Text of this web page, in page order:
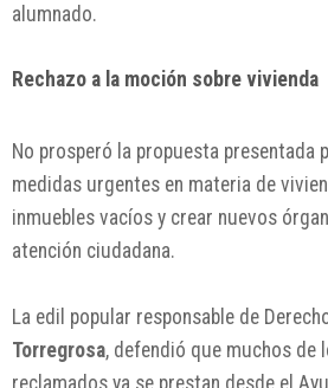
alumnado.
Rechazo a la moción sobre vivienda
No prosperó la propuesta presentada
medidas urgentes en materia de
inmuebles vacíos y crear nuevos
atención ciudadana.
La edil popular responsable de
Torregrosa, defendió que muchos de
reclamados ya se prestan desde el